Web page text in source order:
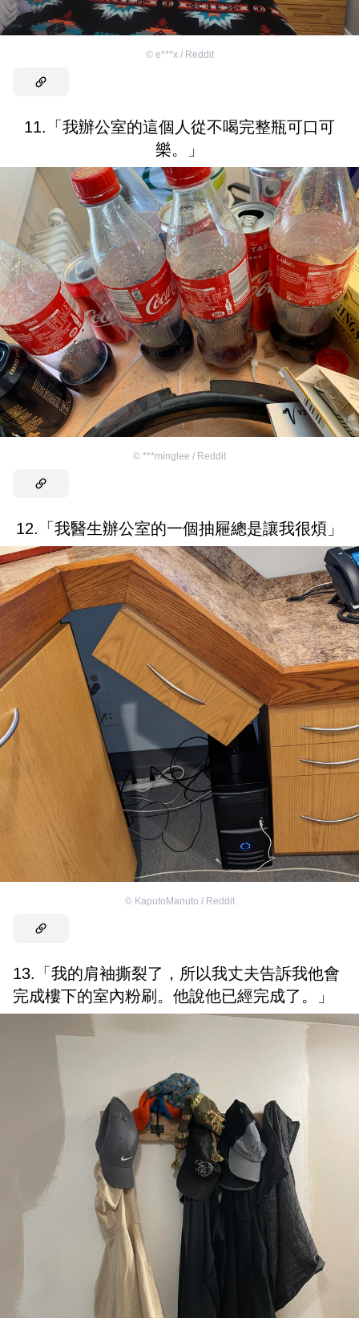
© e***x / Reddit
11.「我辦公室的這個人從不喝完整瓶可口可
樂。」
© ***minglee / Reddit
12.「我醫生辦公室的一個抽屜總是讓我很煩」
© KaputoManuto / Reddit
13.「我的肩袖撕裂了，所以我丈夫告訴我他會
完成樓下的室內粉刷。他說他已經完成了。」